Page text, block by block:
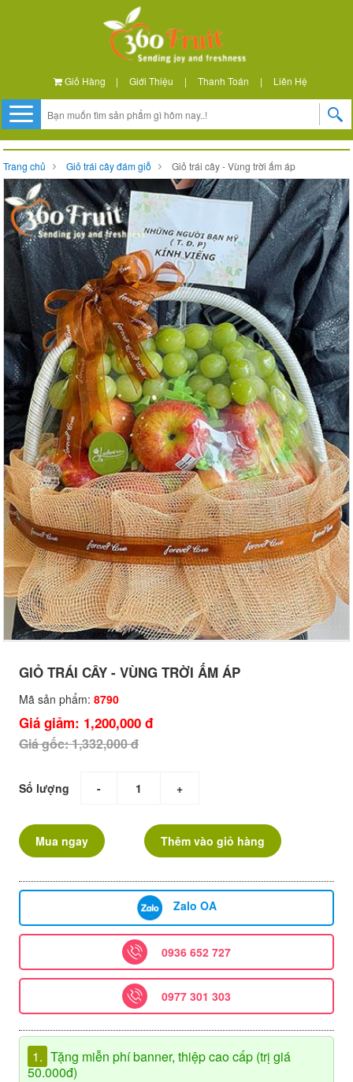
Giỏ Hàng | Giới Thiệu | Thanh Toán | Liên Hệ
Trang chủ Giỏ trái cây đám giỗ Giỏ trái cây - Vùng trời ấm áp
GIỎ TRÁI CÂY - VÙNG TRỜI ẤM ÁP
Mã sản phẩm: 8790
Giá giảm: 1,200,000 đ
Giá gốc: 1,332,000 đ
Số lượng - +
Mua ngay Thêm vào giỏ hàng
Zalo OA
0936 652 727
0977 301 303
1. Tặng miễn phí banner, thiệp cao cấp (trị giá
50.000đ)